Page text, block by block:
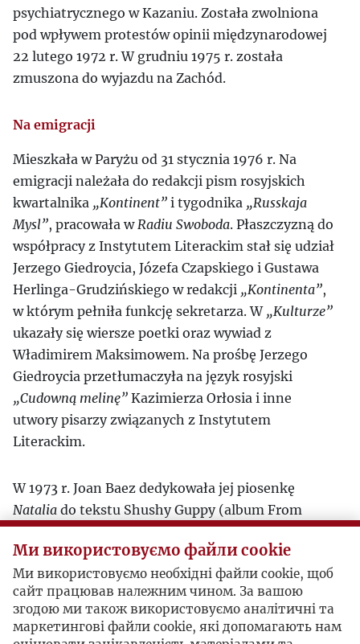
psychiatrycznego w Kazaniu. Została zwolniona
pod wpływem protestów opinii międzynarodowej
22 lutego 1972 r. W grudniu 1975 r. została
zmuszona do wyjazdu na Zachód.
Na emigracji
Mieszkała w Paryżu od 31 stycznia 1976 r. Na
emigracji należała do redakcji pism rosyjskich
kwartalnika „Kontinent” i tygodnika „Russkaja
Mysl”, pracowała wRadiu Swoboda. Płaszczyzną do
współpracy z Instytutem Literackim stał się udział
Jerzego Giedroycia, Józefa Czapskiego i Gustawa
Herlinga-Grudzińskiego w redakcji „Kontinenta”,
w którym pełniła funkcję sekretarza. W „Kulturze”
ukazały się wiersze poetki oraz wywiad z
Władimirem Maksimowem. Na prośbę Jerzego
Giedroycia przetłumaczyła na język rosyjski
„Cudowną melinę” Kazimierza Orłosia i inne
utwory pisarzy związanych z Instytutem
Literackim.
W 1973 r. Joan Baez dedykowała jej piosenkę
Natalia do tekstu Shushy Guppy (album From
Every Stage, 1976). W 1990 r. „Kultura” przyznała
jejNagrodę im. K.A. Jeleńskiego dla tłumaczy
przekłady literatury polskiej nagrodzona przez
Polski PEN Club (1992). Do 8. edycji (2013) była
przewodniczącą jury Nagrody Literackiej Europy
Środkowej „Angelus”. W 2005 r. została laureatką
Ми використовуємо файли cookie
Ми використовуємо необхідні файли cookie, щоб
сайт працював належним чином. За вашою
згодою ми також використовуємо аналітичні та
маркетингові файли cookie, які допомагають нам